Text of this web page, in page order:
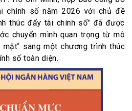
chính số năm 2026 với chủ đề
thúc đẩy tài chính số" đã được
chuyển mình quan trọng từ mô
mặt" sang một chương trình thúc
số toàn diện.